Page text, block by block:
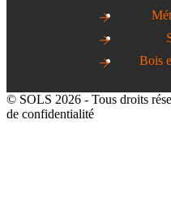
Bois
© SOLS 2026 - Tous droits
de confidentialité